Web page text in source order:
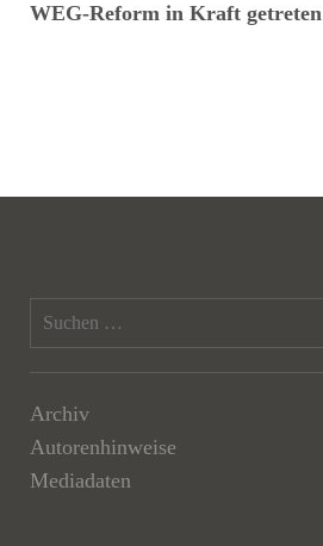
WEG-Reform in Kraft getreten
Archiv
Autorenhinweise
Mediadaten